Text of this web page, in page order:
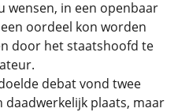
wensen, in een openbaar
oordeel kon worden
door het staatshoofd te
debat vond twee
daadwerkelijk plaats, maar